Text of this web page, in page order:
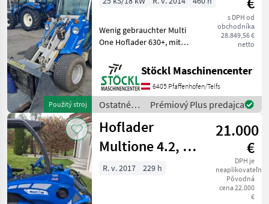
Multione
Použitý stroj
s DPH od
obchodníka
28.849,56 €
netto
Wenig gebrauchter Multi
One Hoflader 630+, mit
Straßenzulassung,
Erdschaufel, Palettengabel,
460 Stunden. (a) Palivo: ,
Vodičská kabína,
hydraulické b
Stöckl Maschinencenter
6405 Pfaffenhofen/Telfs
Ostatné
poľnohospodárske
silové
stroje /
Multione
Prémiový Plus predajca
Hoflader
Multione 4.2, 4
Anbauteile
21.000
€
DPH je
neaplikovateľné
Pôvodná
cena 22.000
€
R. v. 2017 229 h